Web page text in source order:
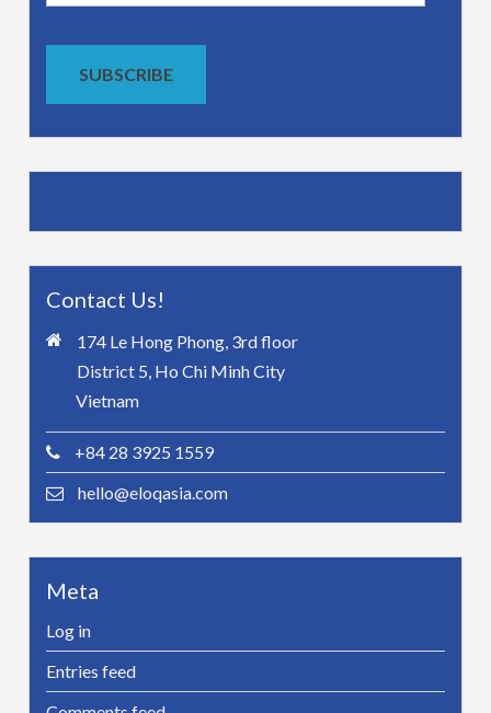
Address
SUBSCRIBE
Contact Us!
174 Le Hong Phong, 3rd floor
District 5, Ho Chi Minh City
Vietnam
+84 28 3925 1559
hello@eloqasia.com
Meta
Log in
Entries feed